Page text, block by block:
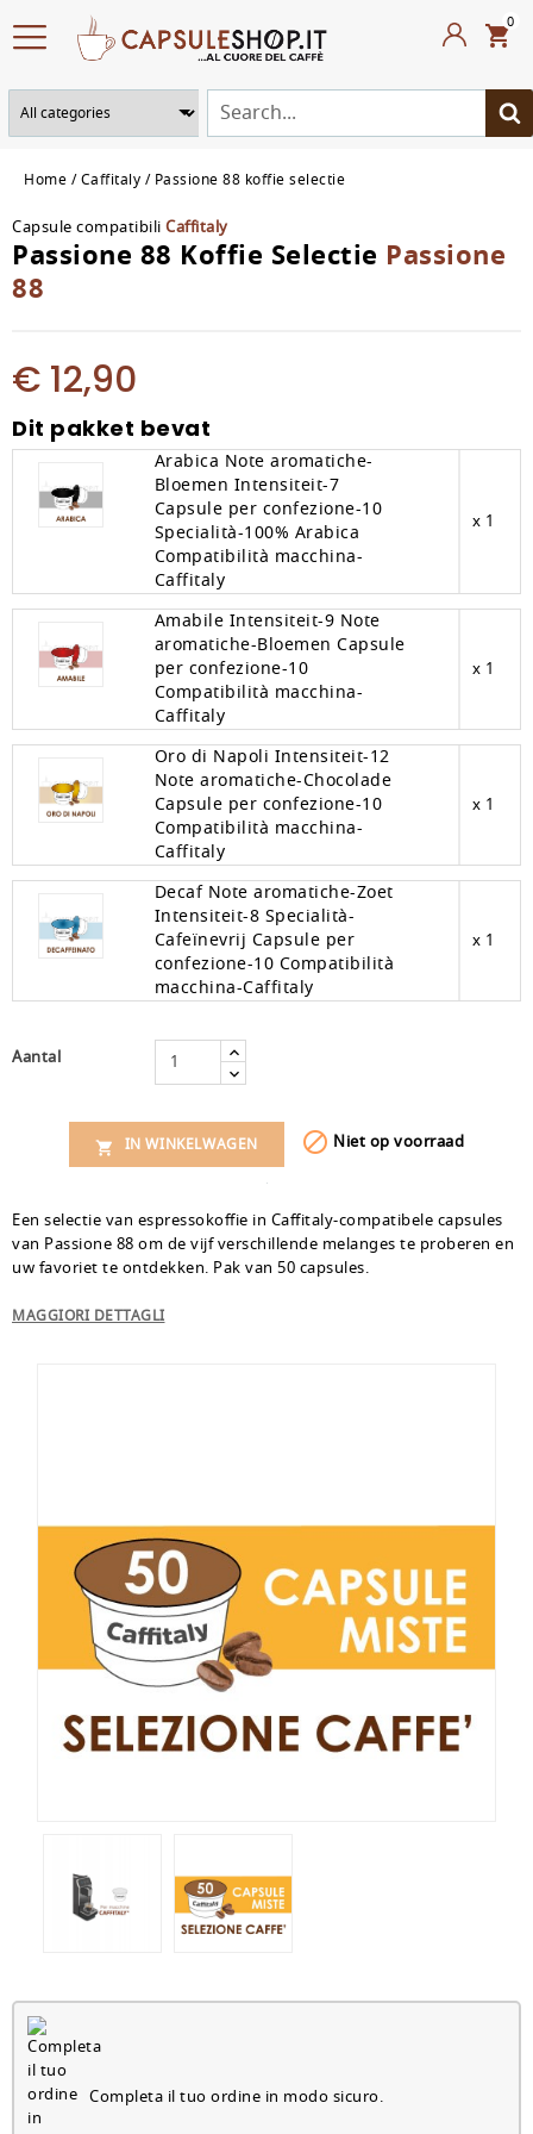
0
Home Caffitaly Passione 88 koffie selectie
Capsule compatibili Caffitaly
Passione 88 Koffie Selectie Passione
88
€ 12,90
Dit pakket bevat
Arabica Note aromatiche-
Bloemen Intensiteit-7
Capsule per confezione-10
Specialità-100% Arabica
Compatibilità macchina-
Caffitaly
x 1
Amabile Intensiteit-9 Note
aromatiche-Bloemen Capsule
per confezione-10
Compatibilità macchina-
Caffitaly
x 1
Oro di Napoli Intensiteit-12
Note aromatiche-Chocolade
Capsule per confezione-10
Compatibilità macchina-
Caffitaly
x 1
Decaf Note aromatiche-Zoet
Intensiteit-8 Specialità-
Cafeïnevrij Capsule per
confezione-10 Compatibilità
macchina-Caffitaly
x 1
Aantal
 IN WINKELWAGEN  Niet op voorraad
Een selectie van espressokoffie in Caffitaly-compatibele capsules
van Passione 88 om de vijf verschillende melanges te proberen en
uw favoriet te ontdekken. Pak van 50 capsules.
MAGGIORI DETTAGLI
Completa il tuo ordine in modo sicuro.